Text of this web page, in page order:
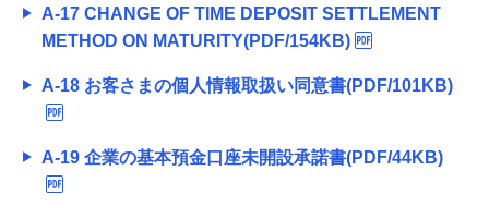
A-17 CHANGE OF TIME DEPOSIT SETTLEMENT
METHOD ON MATURITY(PDF/154KB)
A-18 お客さまの個人情報取扱い同意書(PDF/101KB)
A-19 企業の基本預金口座未開設承諾書(PDF/44KB)